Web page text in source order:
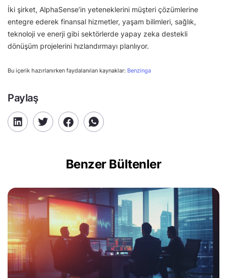
İki şirket, AlphaSense’in yeteneklerini müşteri çözümlerine
entegre ederek finansal hizmetler, yaşam bilimleri, sağlık,
teknoloji ve enerji gibi sektörlerde yapay zeka destekli
dönüşüm projelerini hızlandırmayı planlıyor.
Bu içerik hazırlanırken faydalanılan kaynaklar: Benzinga
Paylaş
Benzer Bültenler